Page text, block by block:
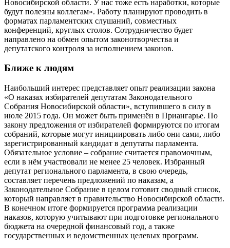
Новосибирской области. У нас тоже есть наработки, которые
будут полезны коллегам». Работу планируют проводить в
форматах парламентских слушаний, совместных
конференций, круглых столов. Сотрудничество будет
направлено на обмен опытом законотворчества и
депутатского контроля за исполнением законов.
Ближе к людям
Наибольший интерес представляет опыт реализации закона
«О наказах избирателей депутатам Законодательного
Собрания Новосибирской области», вступившего в силу в
июле 2015 года. Он может быть применён в Приангарье. По
закону предложения от избирателей формируются по итогам
собраний, которые могут инициировать либо они сами, либо
зарегистрированный кандидат в депутаты парламента.
Обязательное условие – собрание считается правомочным,
если в нём участвовали не менее 25 человек. Избранный
депутат регионального парламента, в свою очередь,
составляет перечень предложений по наказам, а
Законодательное Собрание в целом готовит сводный список,
который направляет в правительство Новосибирской области.
В конечном итоге формируется программа реализации
наказов, которую учитывают при подготовке регионального
бюджета на очередной финансовый год, а также
государственных и ведомственных целевых программ.